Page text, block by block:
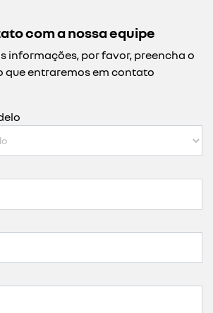
com a nossa equipe
informações, por favor, preencha o
que entraremos em contato